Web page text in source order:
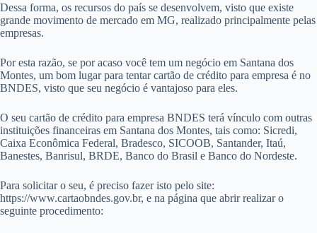
Dessa forma, os recursos do país se desenvolvem, visto que existe
grande movimento de mercado em MG, realizado principalmente pelas
empresas.
Por esta razão, se por acaso você tem um negócio em Santana dos
Montes, um bom lugar para tentar cartão de crédito para empresa é no
BNDES, visto que seu negócio é vantajoso para eles.
O seu cartão de crédito para empresa BNDES terá vínculo com outras
instituições financeiras em Santana dos Montes, tais como: Sicredi,
Caixa Econômica Federal, Bradesco, SICOOB, Santander, Itaú,
Banestes, Banrisul, BRDE, Banco do Brasil e Banco do Nordeste.
Para solicitar o seu, é preciso fazer isto pelo site:
https://www.cartaobndes.gov.br, e na página que abrir realizar o
seguinte procedimento: